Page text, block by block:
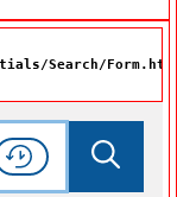
Search/
dans tout le site
Lancer
Consulter l'
Historique
de recherche